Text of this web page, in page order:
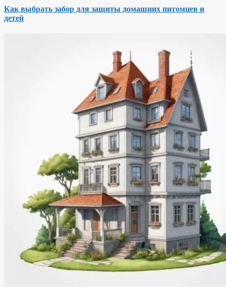
Как выбрать забор для защиты домашних питомцев и
детей